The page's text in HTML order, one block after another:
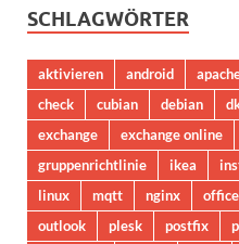
SCHLAGWÖRTER
aktivieren android
check
cubian debian
exchange
exchange online
gruppenrichtlinie
ikea
linux
mqtt nginx
outlook
plesk postfix